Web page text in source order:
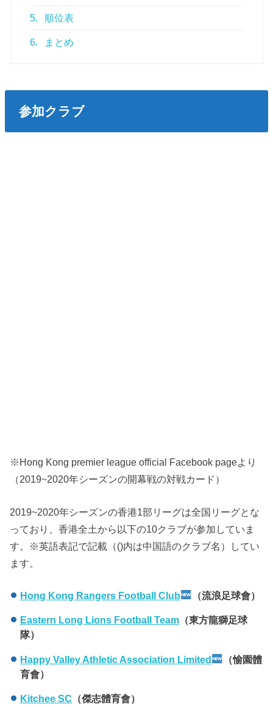
5. 順位表
6. まとめ
参加クラブ
※Hong Kong premier league official Facebook pageより
（2019~2020年シーズンの開幕戦の対戦カード）
2019~2020年シーズンの香港1部リーグは全国リーグとな
っており、香港全土から以下の10クラブが参加していま
す。※英語表記で記載（()内は中国語のクラブ名）してい
ます。
Hong Kong Rangers Football Club （流浪足球會）
Eastern Long Lions Football Team（東方龍獅足球
隊）
Happy Valley Athletic Association Limited
（愉園體
育會）
Kitchee SC （傑志體育會）